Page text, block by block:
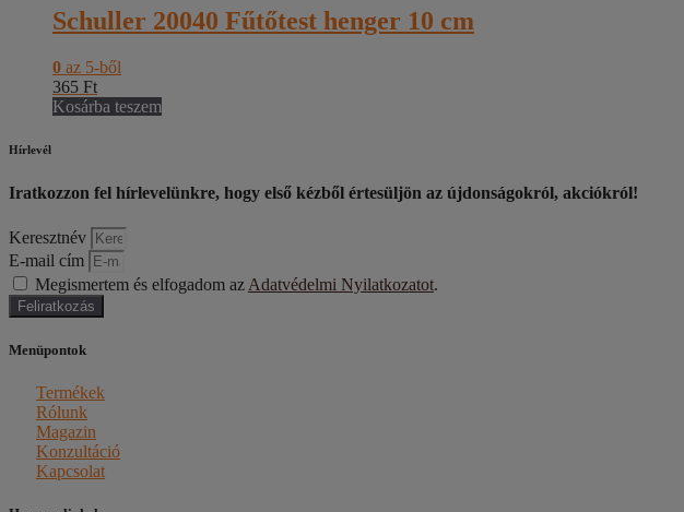
Schuller 20040 Fűtőtest henger 10 cm
0 az 5-ből
365 Ft
Kosárba teszem
Hírlevél
Iratkozzon fel hírlevelünkre, hogy első kézből értesüljön az újdonságokról, akciókról!
Keresztnév
E-mail cím
Megismertem és elfogadom az Adatvédelmi Nyilatkozatot.
Feliratkozás
Menüpontok
Termékek
Rólunk
Magazin
Konzultáció
Kapcsolat